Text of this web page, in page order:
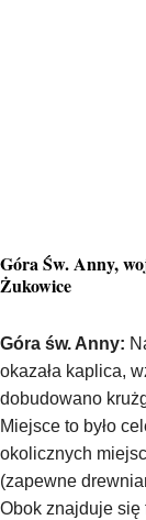
Góra Św. Anny,
Żukowice
Góra św. Anny:
okazała kaplica,
dobudowano
Miejsce to było
okolicznych
(zapewne
Obok znajduje się